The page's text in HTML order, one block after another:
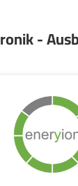
-